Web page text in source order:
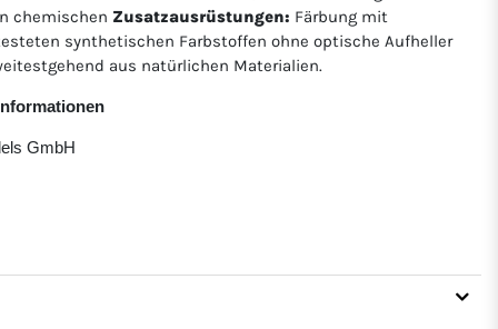
chemischen Zusatzausrüstungen: Färbung mit
synthetischen Farbstoffen ohne optische Aufheller
aus natürlichen Materialien.
GmbH